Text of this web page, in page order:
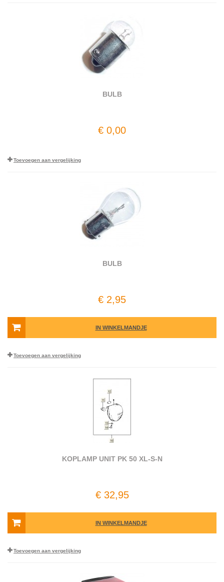
BULB
€ 0,00
Toevoegen aan vergelijking
BULB
€ 2,95
IN WINKELMANDJE
Toevoegen aan vergelijking
KOPLAMP UNIT PK 50 XL-S-N
€ 32,95
IN WINKELMANDJE
Toevoegen aan vergelijking